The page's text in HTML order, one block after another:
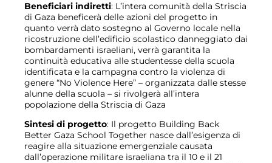
Beneficiari indiretti: L’intera comunità della Striscia
di Gaza beneficerà delle azioni del progetto in
quanto verrà dato sostegno al Governo locale nella
ricostruzione dell’edificio scolastico danneggiato dai
bombardamenti israeliani, verrà garantita la
continuità educativa alle studentesse della scuola
identificata e la campagna contro la violenza di
genere “No Violence Here” – organizzata dalle stesse
alunne della scuola – si rivolgerà all’intera
popolazione della Striscia di Gaza
Sintesi di progetto: Il progetto Building Back
Better Gaza School Together nasce dall’esigenza di
reagire alla situazione emergenziale causata
dall’operazione militare israeliana tra il 10 e il 21